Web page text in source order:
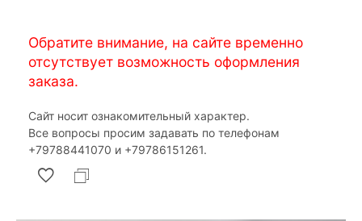
Обратите внимание, на сайте временно
отсутствует возможность оформления
заказа.
Сайт носит ознакомительный характер.
Все вопросы просим задавать по телефонам
‎+79788441070 и ‎+79786151261.